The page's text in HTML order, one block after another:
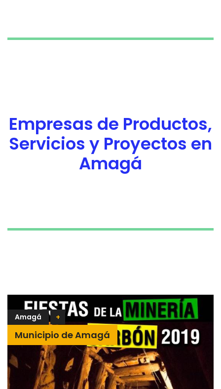
Empresas de Productos,
Servicios y Proyectos en
Amagá
Amagá +
Municipio de Amagá